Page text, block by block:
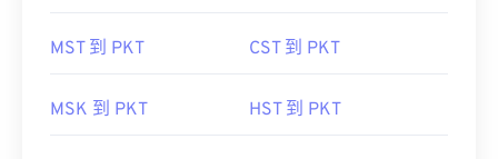
MST 到 PKT CST 到 PKT
MSK 到 PKT HST 到 PKT